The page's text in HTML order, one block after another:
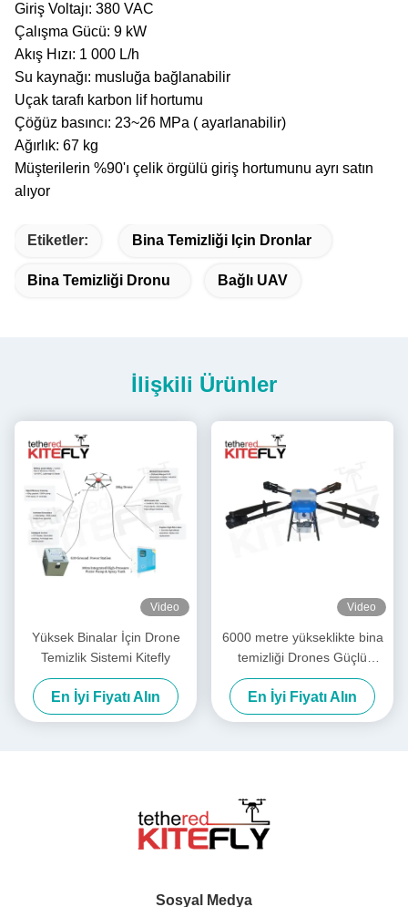
Giriş Voltajı: 380 VAC
Çalışma Gücü: 9 kW
Akış Hızı: 1 000 L/h
Su kaynağı: musluğa bağlanabilir
Uçak tarafı karbon lif hortumu
Çöğüz basıncı: 23~26 MPa ( ayarlanabilir)
Ağırlık: 67 kg
Müşterilerin %90'ı çelik örgülü giriş hortumunu ayrı satın
alıyor
Etiketler: Bina Temizliği Için Dronlar
Bina Temizliği Dronu Bağlı UAV
İlişkili Ürünler
Video
Yüksek Binalar İçin Drone
Temizlik Sistemi Kitefly
En İyi Fiyatı Alın
Video
6000 metre yükseklikte bina
temizliği Drones Güçlü
yıkama Drone SF-90X-150
Kitefly
En İyi Fiyatı Alın
Sosyal Medya